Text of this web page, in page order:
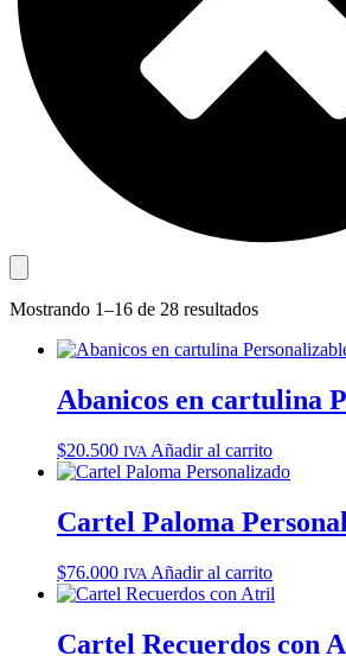
Mostrando 1–16 de 28 resultados
Abanicos en cartulina
$20.500 IVA Añadir al carrito
Cartel Paloma
$76.000 IVA Añadir al carrito
Cartel Recuerdos con